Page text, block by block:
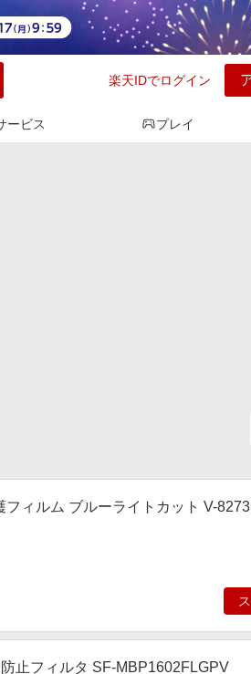
楽天IDでログイン
ービス プレイ
ィルム ブルーライトカット V-
止フィルタ SF-MBP1602FLGPV